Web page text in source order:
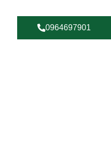
0964697901